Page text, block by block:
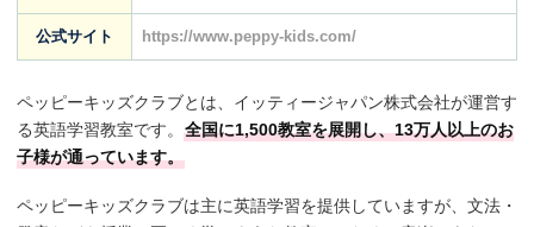
公式サイト https://www.peppy-kids.com/
ペッピーキッズクラブとは、イッティージャパン株式会社が運営す
る英語学習教室です。 全国に1,500教室を展開し、13万人以上のお
子様が通っています。
ペッピーキッズクラブは主に英語学習を提供していますが、文法・